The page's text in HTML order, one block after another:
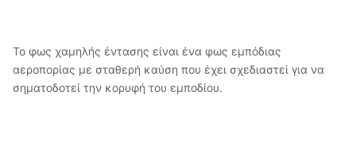
Το φως χαμηλής έντασης είναι ένα φως εμπόδιας
αεροπορίας με σταθερή καύση που έχει σχεδιαστεί για να
σηματοδοτεί την κορυφή του εμποδίου.